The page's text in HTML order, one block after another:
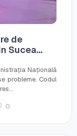
de
Sucea...
Națională
probleme. Codul
0